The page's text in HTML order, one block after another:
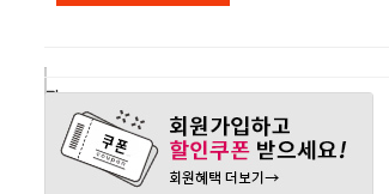
구
장
관